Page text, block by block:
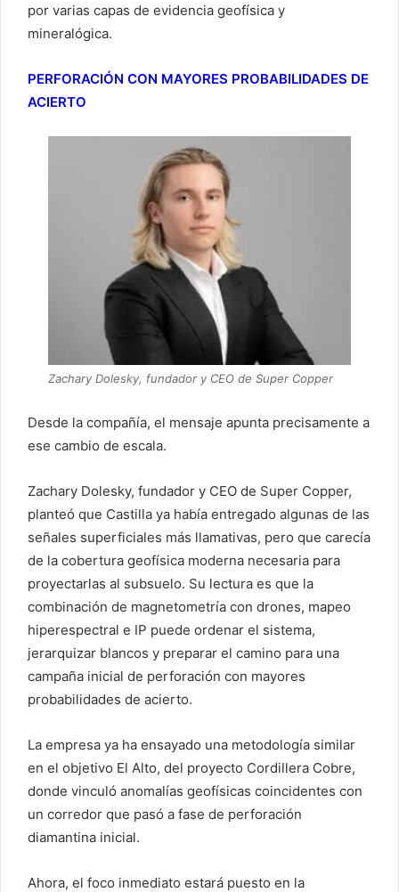
por varias capas de evidencia geofísica y
mineralógica.
PERFORACIÓN CON MAYORES PROBABILIDADES DE
ACIERTO
Zachary Dolesky, fundador y CEO de Super Copper
Desde la compañía, el mensaje apunta precisamente a
ese cambio de escala.
Zachary Dolesky, fundador y CEO de Super Copper,
planteó que Castilla ya había entregado algunas de las
señales superficiales más llamativas, pero que carecía
de la cobertura geofísica moderna necesaria para
proyectarlas al subsuelo. Su lectura es que la
combinación de magnetometría con drones, mapeo
hiperespectral e IP puede ordenar el sistema,
jerarquizar blancos y preparar el camino para una
campaña inicial de perforación con mayores
probabilidades de acierto.
La empresa ya ha ensayado una metodología similar
en el objetivo El Alto, del proyecto Cordillera Cobre,
donde vinculó anomalías geofísicas coincidentes con
un corredor que pasó a fase de perforación
diamantina inicial.
Ahora, el foco inmediato estará puesto en la